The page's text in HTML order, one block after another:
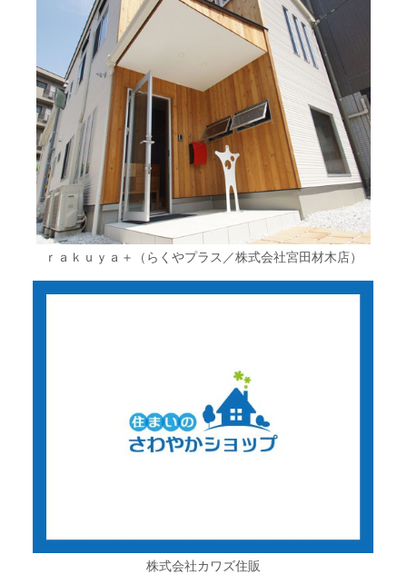
ｒａｋｕｙａ＋（らくやプラス／株式会社宮田材木店）
株式会社カワズ住販